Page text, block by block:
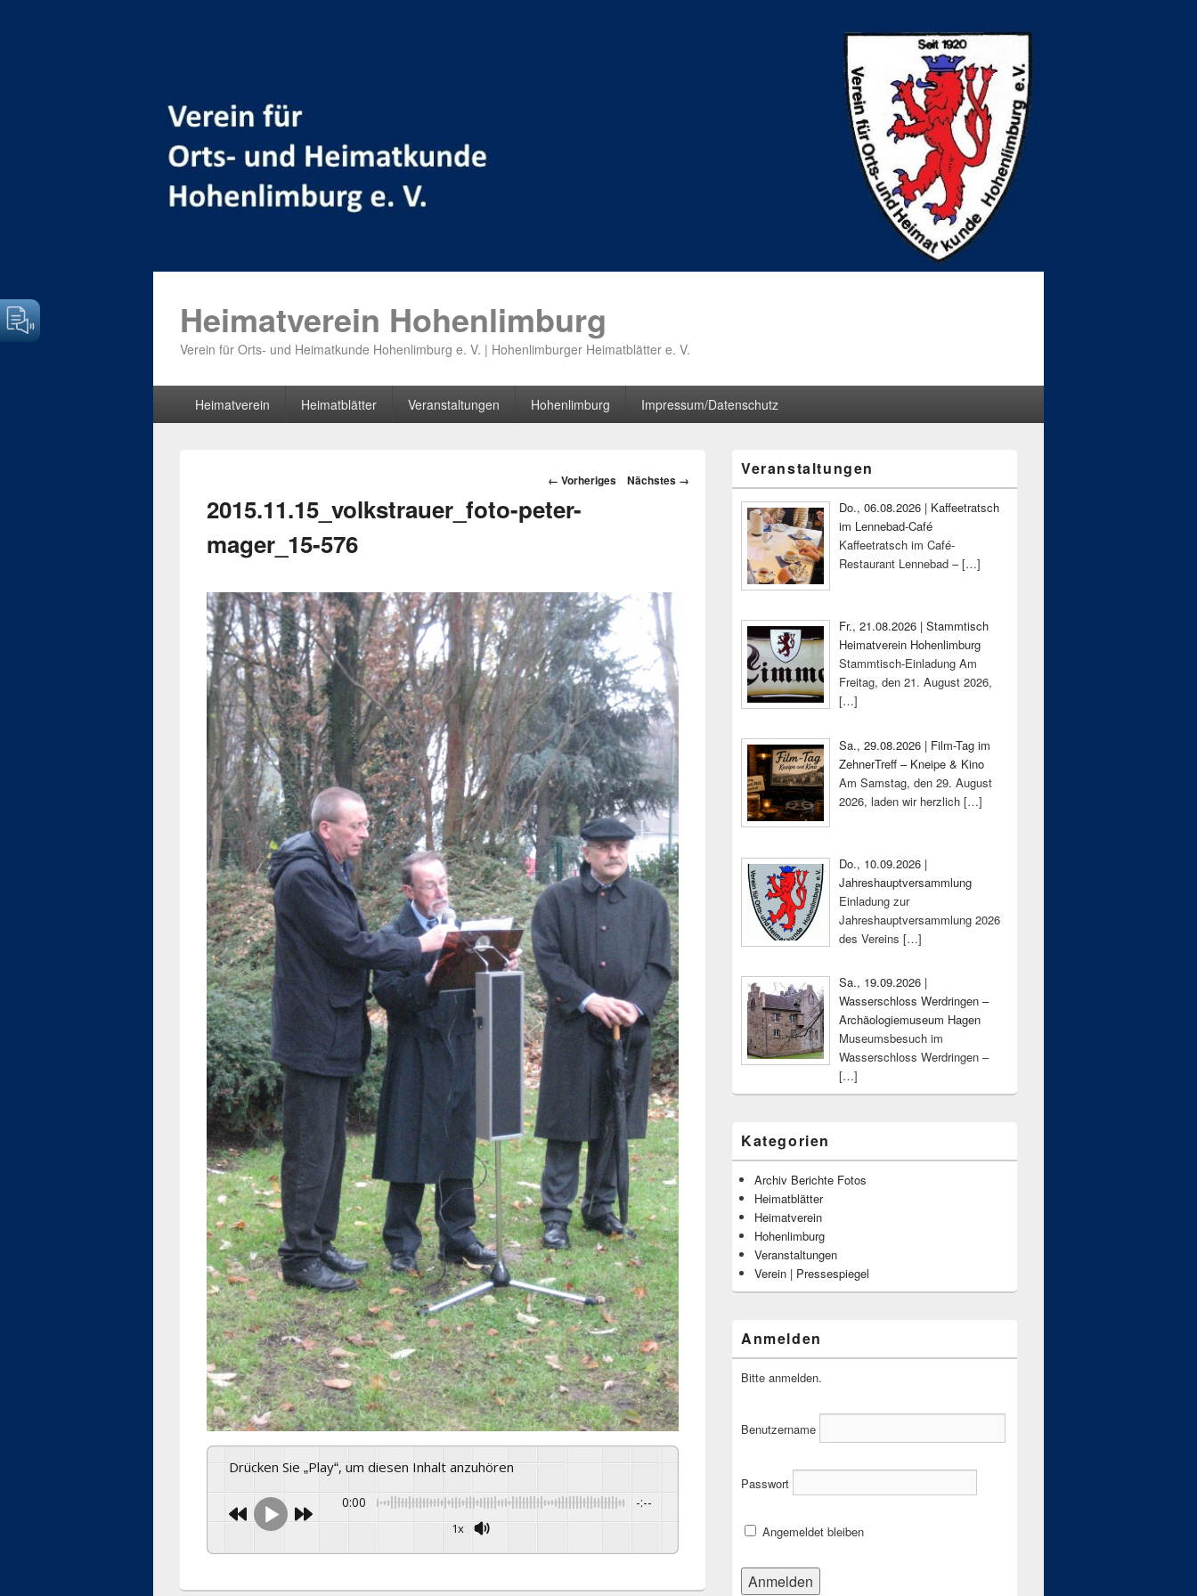
Heimatverein Hohenlimburg
Verein für Orts- und Heimatkunde Hohenlimburg e. V. | Hohenlimburger Heimatblätter e. V.
Heimatverein Heimatblätter Veranstaltungen Hohenlimburg Impressum/Datenschutz
Bilder-
← Vorheriges Nächstes →
2015.11.15_volkstrauer_foto-peter-
mager_15-576
Drücken Sie „Play“, um diesen Inhalt anzuhören
0:00 -:--
1x
Seitenleisten-
Widgetbereich
Veranstaltungen
Do., 06.08.2026 | Kaffeetratsch
im Lennebad-Café
Kaffeetratsch im Café-
Restaurant Lennebad –[…]
Fr., 21.08.2026 | Stammtisch
Heimatverein Hohenlimburg
Stammtisch-Einladung Am
Freitag, den 21. August 2026,
[…]
Sa., 29.08.2026 | Film-Tag im
ZehnerTreff – Kneipe & Kino
Am Samstag, den 29. August
2026, laden wir herzlich […]
Do., 10.09.2026 |
Jahreshauptversammlung
Einladung zur
Jahreshauptversammlung 2026
des Vereins […]
Sa., 19.09.2026 |
Wasserschloss Werdringen –
Archäologiemuseum Hagen
Museumsbesuch im
Wasserschloss Werdringen –
[…]
Kategorien
Archiv Berichte Fotos
Heimatblätter
Heimatverein
Hohenlimburg
Veranstaltungen
Verein | Pressespiegel
Anmelden
Bitte anmelden.
Benutzername
Passwort
Angemeldet bleiben